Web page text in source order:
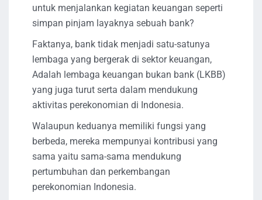
untuk menjalankan kegiatan keuangan seperti
simpan pinjam layaknya sebuah bank?
Faktanya, bank tidak menjadi satu-satunya
lembaga yang bergerak di sektor keuangan,
Adalah lembaga keuangan bukan bank (LKBB)
yang juga turut serta dalam mendukung
aktivitas perekonomian di Indonesia.
Walaupun keduanya memiliki fungsi yang
berbeda, mereka mempunyai kontribusi yang
sama yaitu sama-sama mendukung
pertumbuhan dan perkembangan
perekonomian Indonesia.